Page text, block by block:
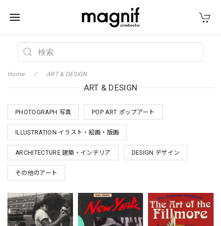
Home ART & DESIGN
ART & DESIGN
PHOTOGRAPH 写真 POP ART ポップアート
ILLUSTRATION イラスト・絵画・版画
ARCHITECTURE 建築・インテリア DESIGN デザイン
その他のアート